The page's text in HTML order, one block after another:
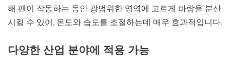
해 팬이 작동하는 동안 광범위한 영역에 고르게 바람을 분산
시킬 수 있어, 온도와 습도를 조절하는데 매우 효과적입니다.
다양한 산업 분야에 적용 가능